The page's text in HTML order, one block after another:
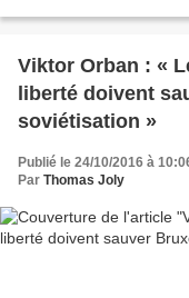
Viktor Orban : «
liberté doivent
soviétisation »
Publié le 24/10/2016 à
Par Thomas Joly